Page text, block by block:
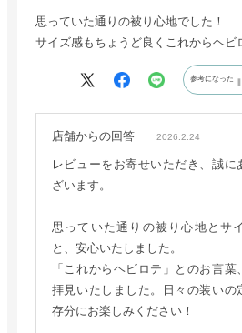
思っていた通りの被り心地でした！
サイズ感もちょうど良くこれからヘビ
参考になった
店舗からの回答 2026.2.24
レビューをお寄せいただき、誠に
ざいます。
思っていた通りの被り心地とサ
と、安心いたしました。
「これからヘビロテ」とのお言葉
拝見いたしました。日々の装いの
存分にお楽しみください！